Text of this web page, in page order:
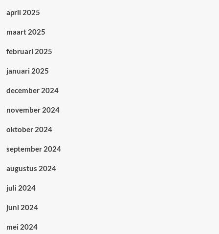
april 2025
maart 2025
februari 2025
januari 2025
december 2024
november 2024
oktober 2024
september 2024
augustus 2024
juli 2024
juni 2024
mei 2024